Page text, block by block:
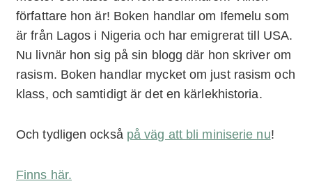
författare hon är! Boken handlar om Ifemelu som
är från Lagos i Nigeria och har emigrerat till USA.
Nu livnär hon sig på sin blogg där hon skriver om
rasism. Boken handlar mycket om just rasism och
klass, och samtidigt är det en kärlekhistoria.
Och tydligen också på väg att bli miniserie nu!
Finns här.